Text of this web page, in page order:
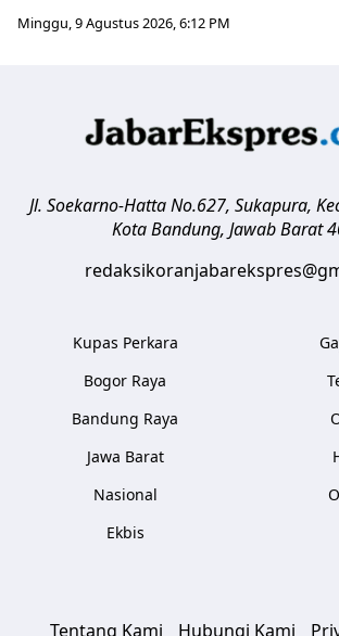
Minggu, 9 Agustus 2026, 6:12 PM
Jl. Soekarno-Hatta No.627, Sukapura,
Kota Bandung, Jawab Barat
Kupas Perkara
Bogor Raya
Bandung Raya
Jawa Barat
Nasional
Ekbis
Tentang Kami Hubungi Kami